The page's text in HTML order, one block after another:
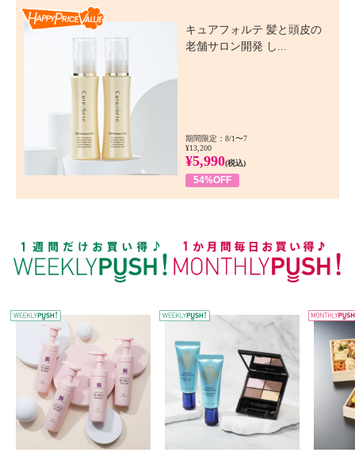
キュアフォルテ 髪と頭皮の
老舗サロン開発 し...
期間限定：8/1〜7
¥13,200
¥5,990(税込)
54%OFF
WEEKLY PUSH